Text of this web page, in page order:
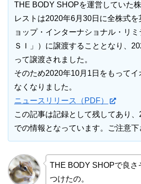
THE BODY SHOPを運営していた
レストは2020年6月30日に全株式
ョップ・インターナショナル・リミ
ＳＩ」）に譲渡することとなり、
って譲渡されました。
そのため2020年10月1日をもって
なくなりました。
ニュースリリース（PDF）
この記事は記録として残してあり、
での情報となっています。ご注意下
THE BODY SHOPで良さ
つけたの。